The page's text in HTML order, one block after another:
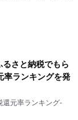
るさと納税でもら
率ランキングを発
還元率ランキング-